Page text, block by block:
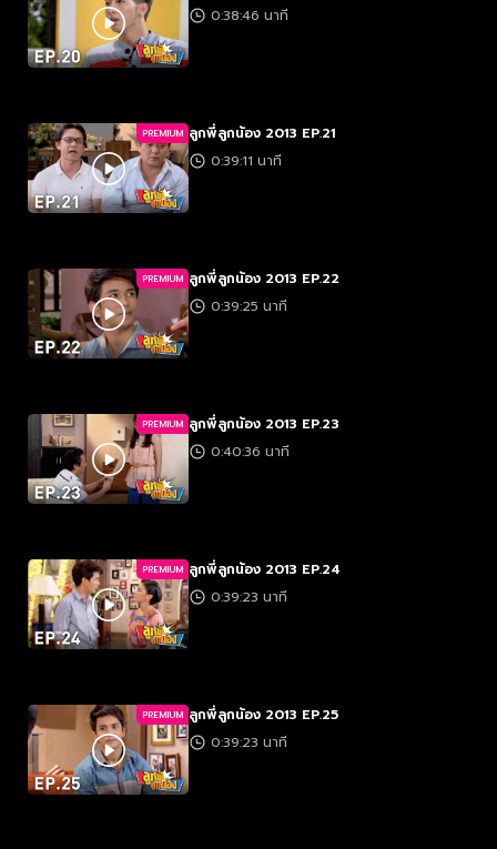
0:38:46 นาที
PREMIUM ลูกพี่ลูกน้อง 2013 EP.21
0:39:11 นาที
PREMIUM ลูกพี่ลูกน้อง 2013 EP.22
0:39:25 นาที
PREMIUM ลูกพี่ลูกน้อง 2013 EP.23
0:40:36 นาที
PREMIUM ลูกพี่ลูกน้อง 2013 EP.24
0:39:23 นาที
PREMIUM ลูกพี่ลูกน้อง 2013 EP.25
0:39:23 นาที